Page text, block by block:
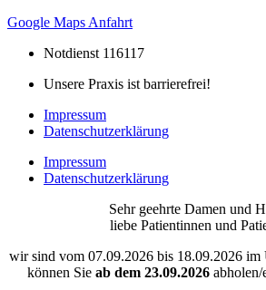
Google Maps Anfahrt
Notdienst 116117
Unsere Praxis ist barrierefrei!
Impressum
Datenschutzerklärung
Impressum
Datenschutzerklärung
Sehr geehrte Damen und
liebe Patientinnen und
wir sind vom 07.09.2026 bis 18.09.2026 im
können Sie ab dem 23.09.2026 abholen/